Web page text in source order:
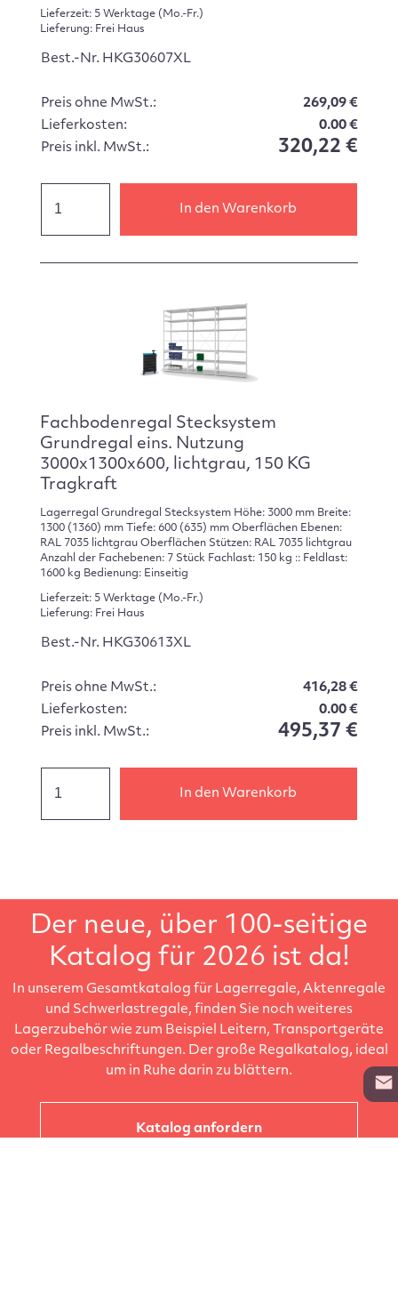
Lieferzeit: 5 Werktage (Mo.-Fr.)
Lieferung: Frei Haus
Best.-Nr. HKG30607XL
Preis ohne MwSt.:
269,09 €
Lieferkosten:
0.00 €
Preis inkl. MwSt.:
320,22 €
In den Warenkorb
Fachbodenregal Stecksystem
Grundregal eins. Nutzung
3000x1300x600, lichtgrau, 150 KG
Tragkraft
Lagerregal Grundregal Stecksystem Höhe: 3000 mm Breite:
1300 (1360) mm Tiefe: 600 (635) mm Oberflächen Ebenen:
RAL 7035 lichtgrau Oberflächen Stützen: RAL 7035 lichtgrau
Anzahl der Fachebenen: 7 Stück Fachlast: 150 kg :: Feldlast:
1600 kg Bedienung: Einseitig
Lieferzeit: 5 Werktage (Mo.-Fr.)
Lieferung: Frei Haus
Best.-Nr. HKG30613XL
Preis ohne MwSt.:
416,28 €
Lieferkosten:
0.00 €
Preis inkl. MwSt.:
495,37 €
In den Warenkorb
Der neue, über 100-seitige
Katalog für 2026 ist da!
In unserem Gesamtkatalog für Lagerregale, Aktenregale
und Schwerlastregale, finden Sie noch weiteres
Lagerzubehör wie zum Beispiel Leitern, Transportgeräte
oder Regalbeschriftungen. Der große Regalkatalog, ideal
um in Ruhe darin zu blättern.
Katalog anfordern